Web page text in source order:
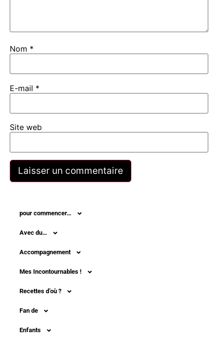
Nom *
E-mail *
Site web
pour commencer…
Avec du…
Accompagnement
Mes Incontournables !
Recettes d’où ?
Fan de
Enfants